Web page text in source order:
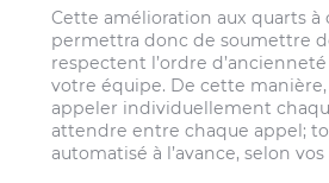
Cette amélioration aux quarts à
permettra donc de soumettre
respectent l’ordre
votre équipe. De cette manière,
appeler individuellement
attendre entre chaque appel;
automatisé à l’avance, selon